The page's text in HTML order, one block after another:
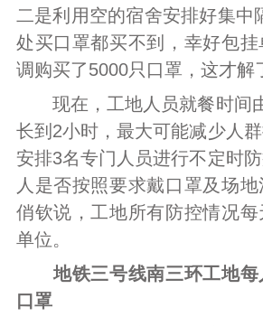
二是利用空的宿舍安排好集中
处买口罩都买不到，幸好包
调购买了5000只口罩，这才解
现在，工地人员就餐时间
长到2小时，最大可能减少人
安排3名专门人员进行不定时
人是否按照要求戴口罩及场
俏钦说，工地所有防控情况
单位。
地铁三号线南三环工地
口罩